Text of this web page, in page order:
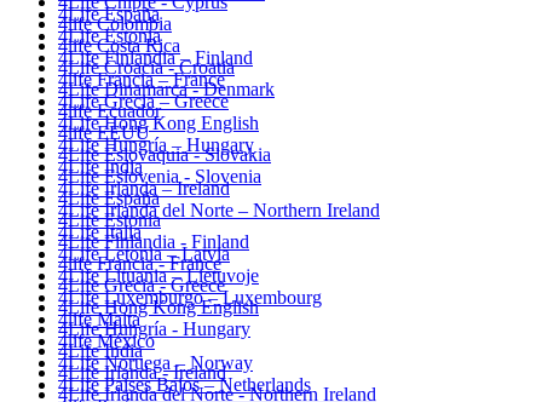
4Life España
4Life Estonia
4Life Finlandia – Finland
4life Francia – France
4Life Grecia – Greece
4Life Hong Kong English
4Life Hungría – Hungary
4Life India
4Life Irlanda – Ireland
4Life Irlanda del Norte – Northern Ireland
4Life Italia
4Life Letonia – Latvia
4Life Lituania – Lietuvoje
4Life Luxemburgo – Luxembourg
4life Malta
4life México
4Life Noruega – Norway
4Life Paises Bajos – Netherlands
4life Colombia
4life Costa Rica
4Life Croacia - Croatia
4Life Dinamarca - Denmark
4life Ecuador
4life EEUU
4Life Eslovaquia - Slovakia
4Life Eslovenia - Slovenia
4Life España
4Life Estonia
4Life Finlandia - Finland
4life Francia - France
4Life Grecia - Greece
4Life Hong Kong English
4Life Hungría - Hungary
4Life India
4Life Irlanda - Ireland
4Life Irlanda del Norte - Northern Ireland